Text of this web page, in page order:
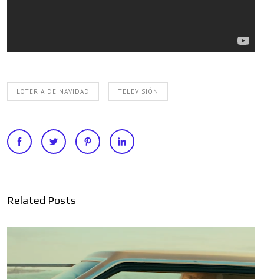
LOTERIA DE NAVIDAD TELEVISIÓN
Related Posts